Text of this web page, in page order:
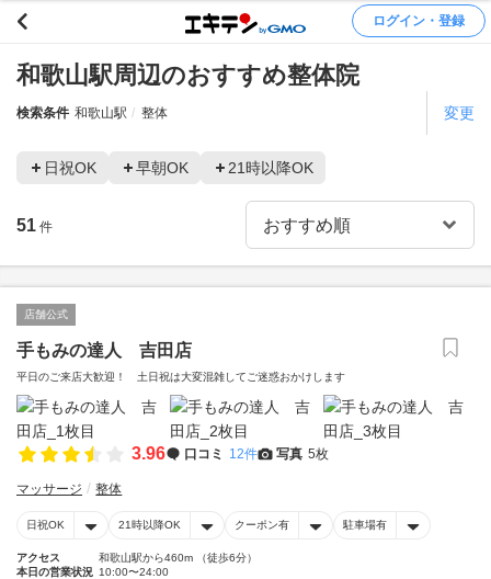
ログイン・登録
和歌山駅周辺のおすすめ整体院
検索条件 和歌山駅 整体 変更
日祝OK 早朝OK 21時以降OK
51 件
店舗公式
手もみの達人 吉田店
平日のご来店大歓迎！ 土日祝は大変混雑してご迷惑おかけします
3.96 口コミ 12件 写真 5枚
マッサージ 整体
日祝OK 21時以降OK クーポン有 駐車場有
アクセス
和歌山駅から460m （徒歩6分）
本日の営業状況 10:00〜24:00